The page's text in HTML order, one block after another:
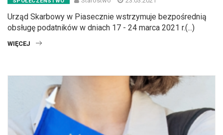
Urząd Skarbowy w Piasecznie wstrzymuje bezpośrednią
obsługę podatników w dniach 17 - 24 marca 2021 r.(...)
WIĘCEJ